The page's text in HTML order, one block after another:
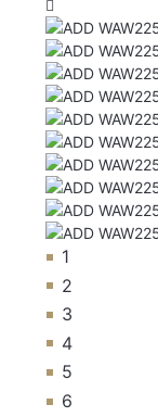
1
2
3
4
5
6